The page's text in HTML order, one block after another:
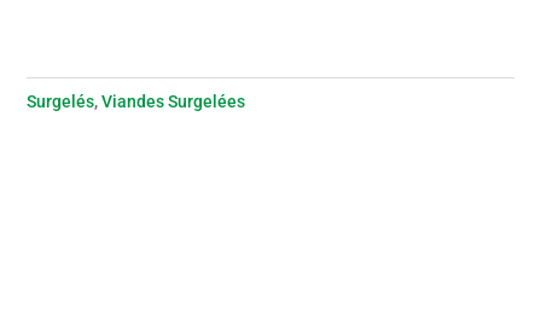
Surgelés,Viandes Surgelées